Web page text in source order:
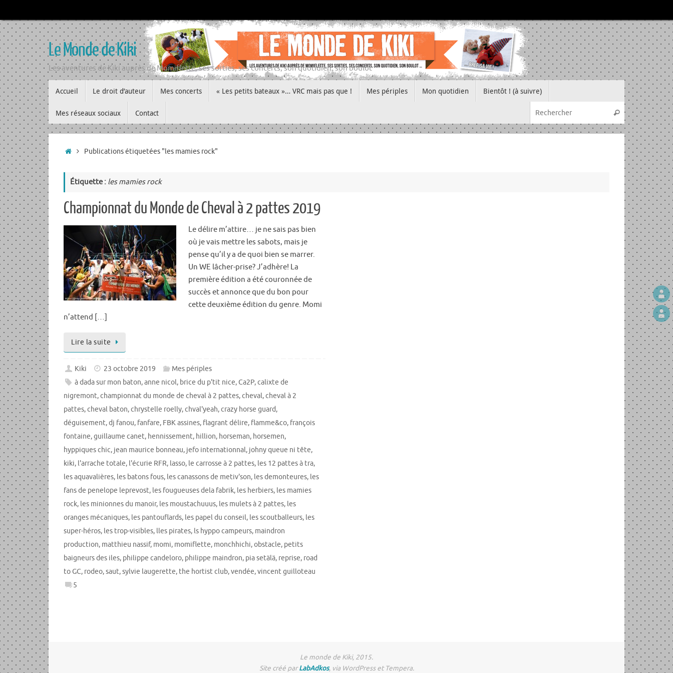
au
contenu
Le Monde de Kiki
Les aventures de Kiki auprès de Momiflette, ses sorties, ses concerts, son quotidien, son boulot
au
contenu
Accueil Le droit d’auteur Mes concerts « Les petits bateaux »… VRC mais pas que ! Mes périples Mon quotidien Bientôt ! (à suivre)
Mes réseaux sociaux Contact
Recherche
Rechercher
Accueil
Publications étiquetées "les mamies rock"
Étiquette : les mamies rock
Championnat du Monde de Cheval à 2 pattes 2019
Le délire m’attire… je ne sais pas bien
où je vais mettre les sabots, mais je
pense qu’il y a de quoi bien se marrer.
Un WE lâcher-prise? J’adhère! La
première édition a été couronnée de
succès et annonce que du bon pour
cette deuxième édition du genre. Momi
n’attend […]
Lire la suite
Kiki 23 octobre 2019
Mes périples
à dada sur mon baton,anne nicol, brice du p'tit nice,Ca2P,calixte de
nigremont,championnat du monde de cheval à 2 pattes,cheval,cheval à 2
pattes,cheval baton,chrystelle roelly,chval'yeah,crazy horse guard,
déguisement,dj fanou, fanfare, FBK assines, flagrant délire, flamme&co, françois
fontaine,guillaume canet, hennissement, hillion, horseman, horsemen,
hyppiques chic, jean maurice bonneau, jefo internationnal, johny queue ni tête,
kiki, l'arrache totale, l'écurie RFR, lasso, le carrosse à 2 pattes, les 12 pattes à tra,
les aquavalières, les batons fous, les canassons de metiv'son, les demonteures, les
fans de penelope leprevost, les fougueuses dela fabrik, les herbiers, les mamies
rock, les minionnes du manoir, les moustachuuus, les mulets à 2 pattes, les
oranges mécaniques, les pantouflards, les papel du conseil, les scoutballeurs, les
super-héros, les trop-visibles, lles pirates, ls hyppo campeurs, maindron
production, matthieu nassif, momi, momiflette, monchhichi,obstacle, petits
baigneurs des iles, philippe candeloro, philippe maindron, pia setälä, reprise, road
to GC, rodeo,saut,sylvie laugerette, the hortist club,vendée,vincent guilloteau
5
Le monde de Kiki, 2015.
Site créé parLabAdkos, via WordPress et Tempera.